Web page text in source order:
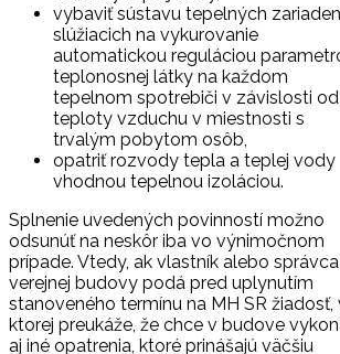
vybaviť sústavu tepelných
slúžiacich na vykurovanie
automatickou reguláciou
teplonosnej látky na každom
tepelnom spotrebiči v závislosti od
teploty vzduchu v miestnosti s
trvalým pobytom osôb,
opatriť rozvody tepla a teplej vody
vhodnou tepelnou izoláciou.
Splnenie uvedených povinností možno
odsunúť na neskôr iba vo výnimočnom
prípade. Vtedy, ak vlastník alebo správca
verejnej budovy podá pred uplynutím
stanoveného termínu na MH SR žiadosť,
ktorej preukáže, že chce v budove
aj iné opatrenia, ktoré prinášajú väčšiu